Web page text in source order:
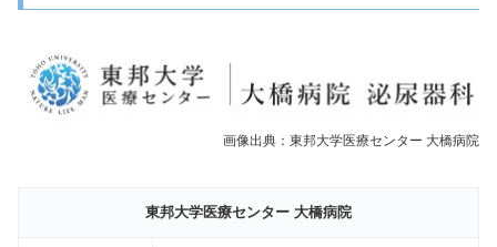
画像出典：東邦大学医療センター 大橋病院
東邦大学医療センター 大橋病院